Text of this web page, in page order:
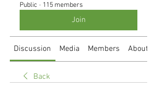
Public · 115 members
Join
Discussion Media Members About
Back